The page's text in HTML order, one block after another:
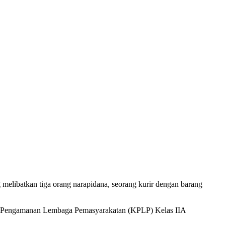
tiga orang narapidana, seorang kurir dengan barang
Lembaga Pemasyarakatan (KPLP) Kelas IIA